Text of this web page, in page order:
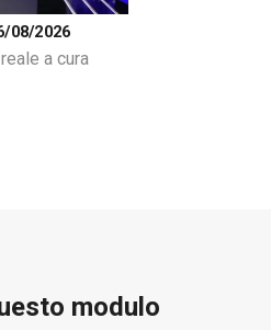
08/2026
a cura
modulo